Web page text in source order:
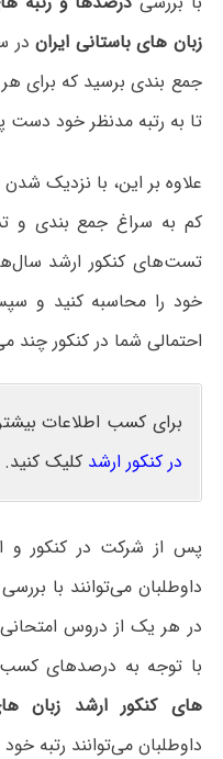
زبان های باستانی ایراندر
جمع بندی برسید که برای
تا به رتبه مدنظر خود دست
علاوه بر این، با نزدیک شدن
کم به سراغ جمع بندی و
تست‌های کنکور ارشد
خود را محاسبه کنید و
احتمالی شما در کنکور چند
برای کسب اطلاعات
در کنکور ارشد کلیک کنید.
پس از شرکت در کنکور و
داوطلبان می‌توانند با
در هر یک از دروس امتحانی
با توجه به درصدهای
های کنکور ارشد زبان
داوطلبان می‌توانند رتبه